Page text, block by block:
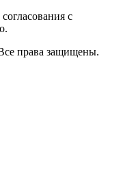
с
права защищены.